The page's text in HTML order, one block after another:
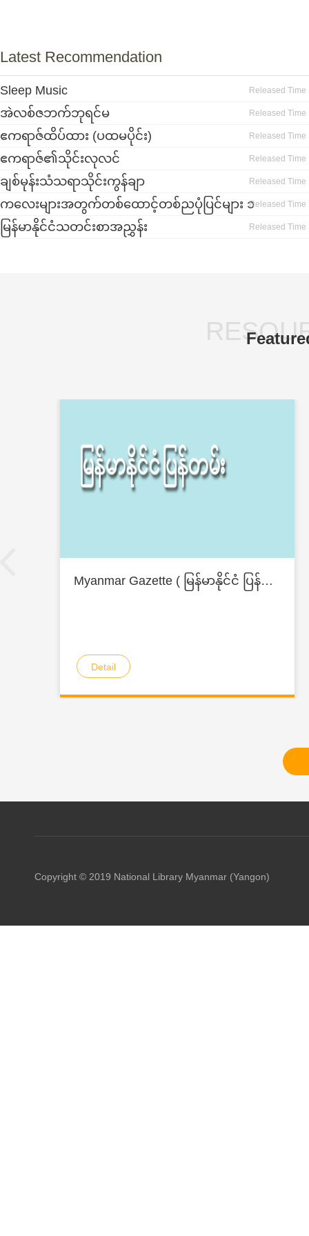
Latest Recommendation
Sleep Music Released
အဲလစ်ဇဘက်ဘုရင်မ Released
ဧကရာဇ်ထိပ်ထား (ပထမပိုင်း) Released
ဧကရာဇ်၏သိုင်းလုလင် Released
ချစ်မုန်းသံသရာသိုင်းကွန်ချာ Released
ကလေးများအတွက်တစ်ထောင့်တစ်ညပုံပြင်များ ၁Released Time
မြန်မာနိုင်ငံသတင်းစာအညွှန်း Released
Myanmar Gazette ( မြန်မာနိုင်ငံ ပြန်တမ်း )
Detail
Copyright © 2019 National Library Myanmar (Yangon)